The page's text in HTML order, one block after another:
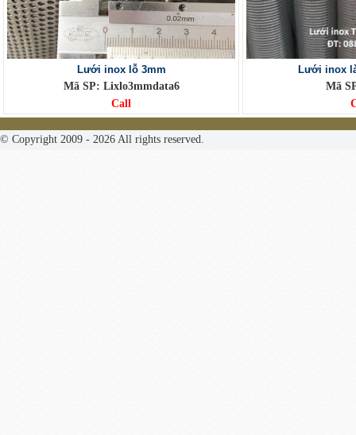
Lưới inox lỗ 3mm
Mã SP: Lixlo3mmdata6
Call
Lưới inox
Mã
© Copyright 2009 - 2026 All rights reserved.